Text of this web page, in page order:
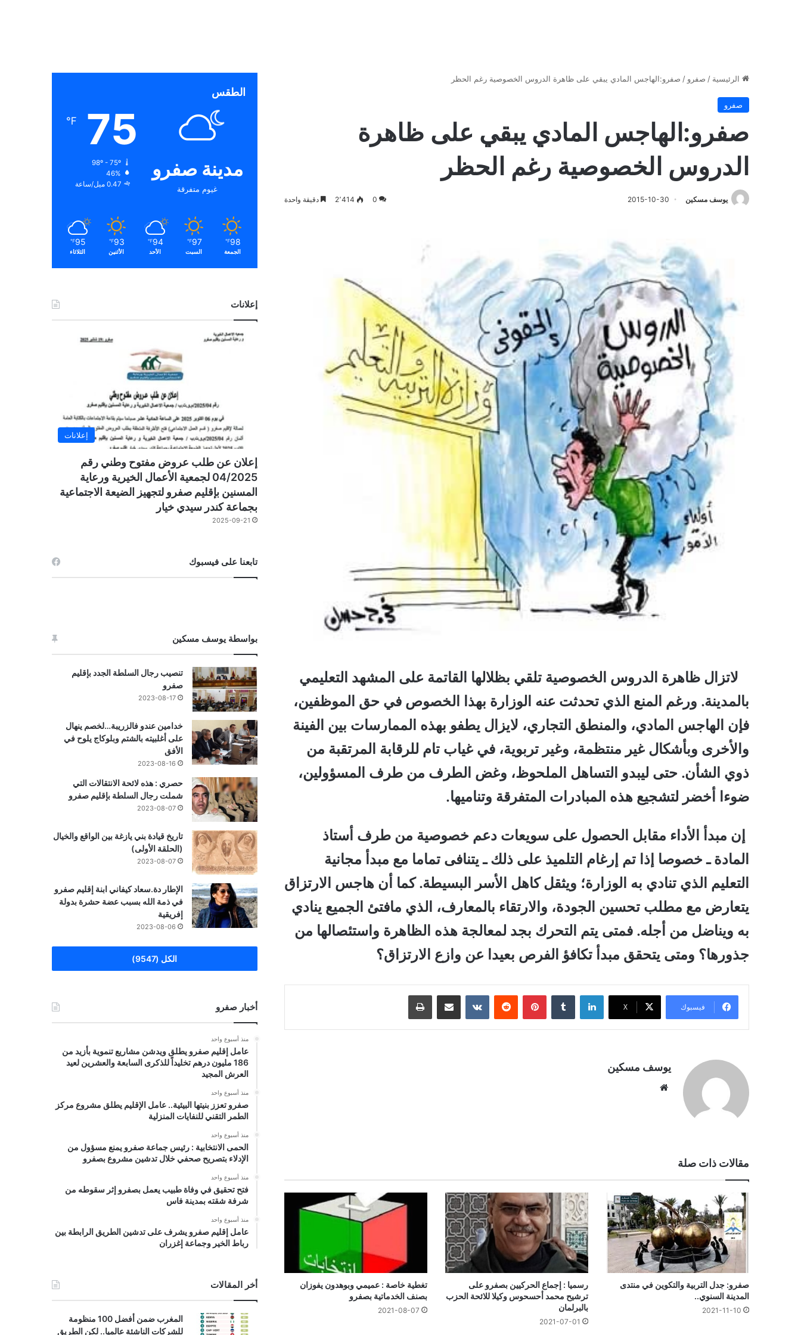
الرئيسية / صفرو / صفرو:الهاجس المادي يبقي على ظاهرة الدروس الخصوصية رغم الحظر
صفرو
صفرو:الهاجس المادي يبقي على ظاهرة
الدروس الخصوصية رغم الحظر
يوسف مسكين 2015-10-30
0 2٬414 دقيقة واحدة
لاتزال ظاهرة الدروس الخصوصية تلقي بظلالها القاتمة على المشهد التعليمي
بالمدينة. ورغم المنع الذي تحدثت عنه الوزارة بهذا الخصوص في حق الموظفين،
فإن الهاجس المادي، والمنطق التجاري، لايزال يطفو بهذه الممارسات بين الفينة
والأخرى وبأشكال غير منتظمة، وغير تربوية، في غياب تام للرقابة المرتقبة من
ذوي الشأن. حتى ليبدو التساهل الملحوظ، وغض الطرف من طرف المسؤولين،
ضوءا أخضر لتشجيع هذه المبادرات المتفرقة وتناميها.
إن مبدأ الأداء مقابل الحصول على سويعات دعم خصوصية من طرف أستاذ
المادة ـ خصوصا إذا تم إرغام التلميذ على ذلك ـ يتنافى تماما مع مبدأ مجانية
التعليم الذي تنادي به الوزارة؛ ويثقل كاهل الأسر البسيطة. كما أن هاجس الارتزاق
يتعارض مع مطلب تحسين الجودة، والارتقاء بالمعارف، الذي مافتئ الجميع ينادي
به ويناضل من أجله. فمتى يتم التحرك بجد لمعالجة هذه الظاهرة واستئصالها من
جذورها؟ ومتى يتحقق مبدأ تكافؤ الفرص بعيدا عن وازع الارتزاق؟
فيسبوك ‫X
لينكدإن بينتيريست مشاركة عبر البريد طباعة
يوسف مسكين
مقالات ذات صلة
صفرو: جدل التربية والتكوين في منتدى
المدينة السنوي..
2021-11-10
رسميا : إجماع الحركيين بصفرو على
ترشيح محمد أحسحوس وكيلا للائحة الحزب
بالبرلمان
2021-07-01
تغطية خاصة : عميمي وبوهدون يفوزان
بصنف الخدماتية بصفرو
2021-08-07
الطقس
مدينة صفرو
غيوم متفرقة
75
℉
98º - 75º
46%
0.47 ميل/ساعة
98
℉
الجمعة
97
℉
السبت
94
℉
الأحد
93
℉
الأثنين
95
℉
الثلاثاء
إعلانات
إعلانات
إعلان عن طلب عروض مفتوح وطني رقم
04/2025 لجمعية الأعمال الخيرية ورعاية
المسنين بإقليم صفرو لتجهيز الضيعة الاجتماعية
بجماعة كندر سيدي خيار
2025-09-21
تابعنا على فيسبوك
بواسطة يوسف مسكين
تنصيب رجال السلطة الجدد بإقليم
صفرو
2023-08-17
خدامين عندو فالزريبة…لخصم ينهال
على أغلبيته بالشتم وبلوكاج يلوح في
الأفق
2023-08-16
حصري : هذه لائحة الانتقالات التي
شملت رجال السلطة بإقليم صفرو
2023-08-07
تاريخ قيادة بني يازغة بين الواقع والخيال
(الحلقة الأولى)
2023-08-07
الإطار دة.سعاد كيفاني ابنة إقليم صفرو
في ذمة الله بسبب عضة حشرة بدولة
إفريقية
2023-08-06
الكل (9547)
أخبار صفرو
منذ أسبوع واحد
عامل إقليم صفرو يطلق ويدشن مشاريع تنموية بأزيد من
186 مليون درهم تخليداً للذكرى السابعة والعشرين لعيد
العرش المجيد
منذ أسبوع واحد
صفرو تعزز بنيتها البيئية.. عامل الإقليم يطلق مشروع مركز
الطمر التقني للنفايات المنزلية
منذ أسبوع واحد
الحمى الانتخابية : رئيس جماعة صفرو يمنع مسؤول من
الإدلاء بتصريح صحفي خلال تدشين مشروع بصفرو
منذ أسبوع واحد
فتح تحقيق في وفاة طبيب يعمل بصفرو إثر سقوطه من
شرفة شقته بمدينة فاس
منذ أسبوع واحد
عامل إقليم صفرو يشرف على تدشين الطريق الرابطة بين
رباط الخير وجماعة إغزران
أخر المقالات
المغرب ضمن أفضل 100 منظومة
للشركات الناشئة عالميا.. لكن الطريق